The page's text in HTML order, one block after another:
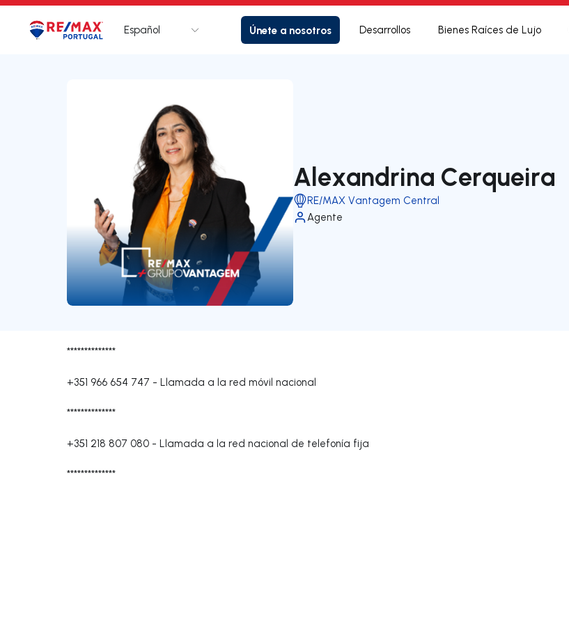
LogotipoIr a la página de inicio
Español Únete a nosotros Desarrollos Bienes Raíces de Lujo
Alexandrina Cerqueira
RE/MAX Vantagem Central
Agente
**************
+351 966 654 747 - Llamada a la red móvil nacional
**************
+351 218 807 080 - Llamada a la red nacional de telefonía fija
**************